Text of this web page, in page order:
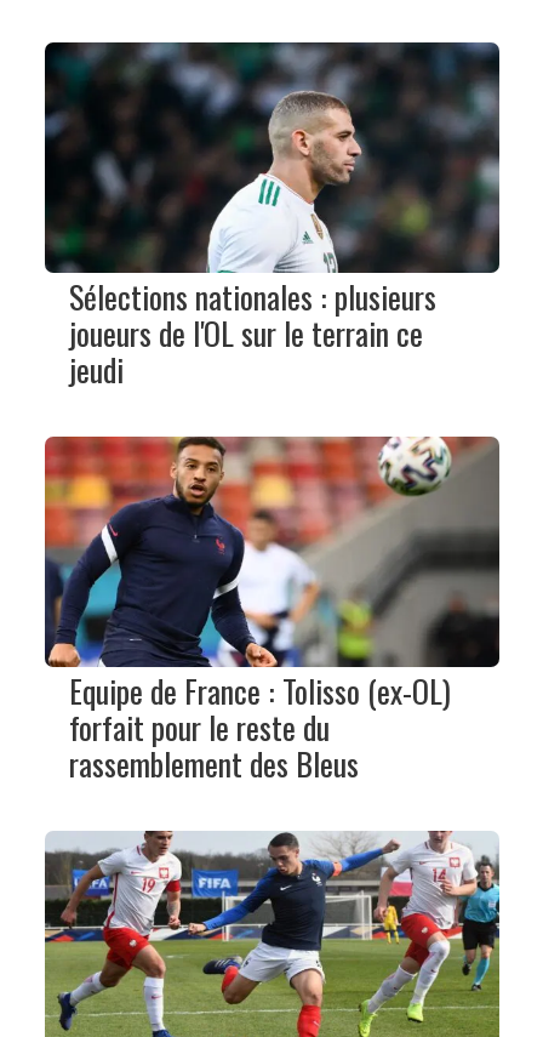
Sélections nationales : plusieurs
joueurs de l'OL sur le terrain ce
jeudi
Equipe de France : Tolisso (ex-OL)
forfait pour le reste du
rassemblement des Bleus